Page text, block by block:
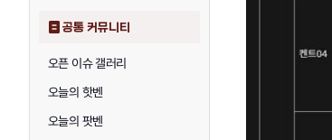
공통 커뮤니티
오픈 이슈 갤러리
오늘의 핫벤
오늘의 팟벤